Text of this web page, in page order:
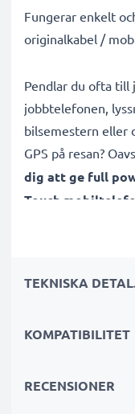
Fungerar enkelt
originalkabel /
Pendlar du ofta till
jobbtelefonen,
bilsemestern eller
GPS på resan?
dig att ge full
Touch
med laddsladd /
Subtels billaddare
cigarettuttag/
Den effektiva och
TEKNISKA
KOMPATIBILITET
RECENSIONER